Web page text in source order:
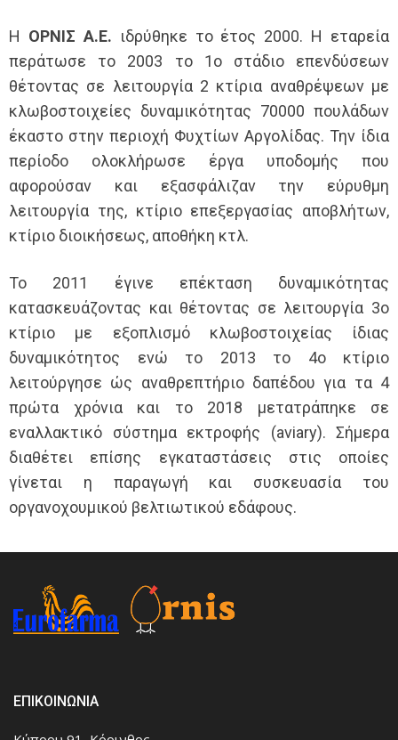
Η ΟΡΝΙΣ Α.Ε. ιδρύθηκε το έτος 2000. Η εταρεία
περάτωσε το 2003 το 1ο στάδιο επενδύσεων
θέτoντας σε λειτουργία 2 κτίρια αναθρέψεων με
κλωβοστοιχείες δυναμικότητας 70000 πουλάδων
έκαστο στην περιοχή Φυχτίων Αργολίδας. Την ίδια
περίοδο ολοκλήρωσε έργα υποδομής που
αφορούσαν και εξασφάλιζαν την εύρυθμη
λειτουργία της, κτίριο επεξεργασίας αποβλήτων,
κτίριο διοικήσεως, αποθήκη κτλ.
Το 2011 έγινε επέκταση δυναμικότητας
κατασκευάζοντας και θέτoντας σε λειτουργία 3ο
κτίριο με εξοπλισμό κλωβοστοιχείας ίδιας
δυναμικότητος ενώ το 2013 το 4ο κτίριο
λειτούργησε ώς αναθρεπτήριο δαπέδου για τα 4
πρώτα χρόνια και το 2018 μετατράπηκε σε
εναλλακτικό σύστημα εκτροφής (aviary). Σήμερα
διαθέτει επίσης εγκαταστάσεις στις οποίες
γίνεται η παραγωγή και συσκευασία του
οργανοχουμικού βελτιωτικού εδάφους.
ΕΠΙΚΟΙΝΩΝΙΑ